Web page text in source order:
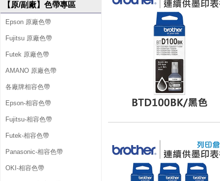
【原/副廠】色帶專區
Epson 原廠色帶
Fujitsu 原廠色帶
Futek 原廠色帶
AMANO 原廠色帶
各廠牌相容色帶
Epson-相容色帶
Fujitsu-相容色帶
Futek-相容色帶
Panasonic-相容色帶
OKI-相容色帶